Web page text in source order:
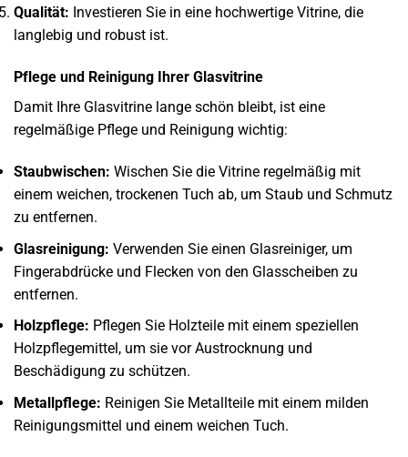
Qualität: Investieren Sie in eine hochwertige Vitrine, die
langlebig und robust ist.
Pflege und Reinigung Ihrer Glasvitrine
Damit Ihre Glasvitrine lange schön bleibt, ist eine
regelmäßige Pflege und Reinigung wichtig:
Staubwischen: Wischen Sie die Vitrine regelmäßig mit
einem weichen, trockenen Tuch ab, um Staub und Schmutz
zu entfernen.
Glasreinigung: Verwenden Sie einen Glasreiniger, um
Fingerabdrücke und Flecken von den Glasscheiben zu
entfernen.
Holzpflege: Pflegen Sie Holzteile mit einem speziellen
Holzpflegemittel, um sie vor Austrocknung und
Beschädigung zu schützen.
Metallpflege: Reinigen Sie Metallteile mit einem milden
Reinigungsmittel und einem weichen Tuch.